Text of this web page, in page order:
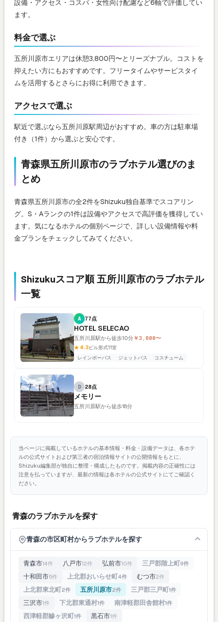
設備・アクセス・コスパ・女性向け配慮など6軸で評価してい
ます。
料金で選ぶ
五所川原市エリアは休憩3,800円〜とリーズナブル。コストを
抑えたい方にもおすすめです。フリータイムやサービスタイ
ムを活用するとさらにお得に利用できます。
アクセスで選ぶ
駅近で選ぶなら五所川原駅周辺がおすすめ。車の方は駐車場
付き（1件）から選ぶと安心です。
青森県五所川原市のラブホテル選びのま
とめ
青森県五所川原市の全2件をShizuku独自基準でスコアリン
グ。S・Aランクの1件は設備やアクセスで高評価を獲得してい
ます。気になるホテルの個別ページで、詳しい設備情報や料
金プランをチェックしてみてください。
Shizukuスコア順 五所川原市のラブホテル
一覧
A 77点
HOTEL SELECAO
五所川原駅から徒歩10分￥3,800〜
★ 4.3ビル形式11室
レインボーバス
ジェットバス コスチューム
D 28点
メモリー
五所川原駅から徒歩18分
当ページに掲載しているホテルの基本情報・料金・設備データは、各ホテ
ルの公式サイトおよび第三者の宿泊情報サイトの公開情報をもとに、
Shizuku編集部が独自に整理・構成したものです。掲載内容の正確性には
注意を払っていますが、最新の情報は各ホテルの公式サイトにてご確認く
ださい。
青森のラブホテルを探す
青森の市区町村からラブホテルを探す
青森市14件 八戸市12件 弘前市10件 三戸郡階上町9件
十和田市6件 上北郡おいらせ町4件 むつ市2件
上北郡東北町2件 五所川原市2件 三戸郡三戸町1件
三沢市1件 下北郡東通村1件 南津軽郡田舎館村1件
西津軽郡鰺ヶ沢町1件 黒石市1件